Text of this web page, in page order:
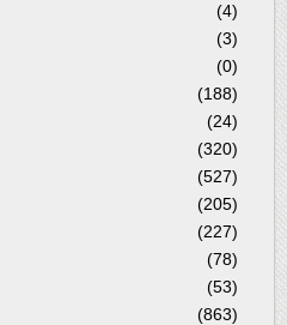
(4)
(3)
(0)
(188)
(24)
(320)
(527)
(205)
(227)
(78)
(53)
(863)